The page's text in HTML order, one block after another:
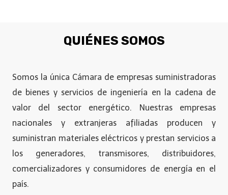
QUIÉNES SOMOS
Somos la única Cámara de empresas suministradoras
de bienes y servicios de ingeniería en la cadena de
valor del sector energético. Nuestras empresas
nacionales y extranjeras afiliadas producen y
suministran materiales eléctricos y prestan servicios a
los generadores, transmisores, distribuidores,
comercializadores y consumidores de energía en el
país.